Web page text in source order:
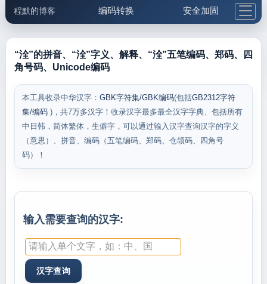
程默的博客 编码转换 安全加固
邮件工具 生活便民 更多工具
“洤”的拼音、“洤”字义、解释、“洤”五笔编码、郑码、四
角号码、Unicode编码
本工具收录中华汉字： GBK字符集/GBK编码(包括GB2312字符
集/编码 )，共7万多汉字！收录汉字最多最全汉字字典、包括所有
中日韩，简体繁体，生僻字，可以通过输入汉字查询汉字的字义
（意思）、拼音、编码（五笔编码、郑码、仓颉码、四角号
码）！
输入需要查询的汉字: